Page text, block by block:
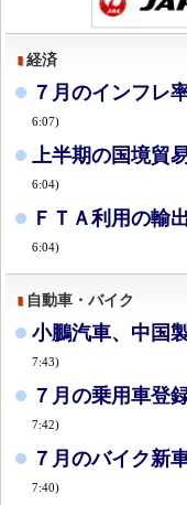
経済
７月のインフレ
6:07)
上半期の国境貿
6:04)
ＦＴＡ利用の輸
6:04)
自動車・バイク
小鵬汽車、中国
7:43)
７月の乗用車登
7:42)
７月のバイク新
7:40)